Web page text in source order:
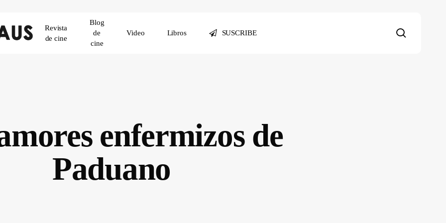
Revista
de cine
Blog
de
cine
Video Libros SUSCRIBE
enfermizos de
Paduano